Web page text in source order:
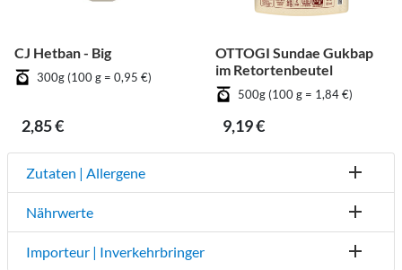
CJ Hetban - Big
300g (100 g = 0,95 €)
2,85 €
OTTOGI Sundae Gukbap
im Retortenbeutel
500g (100 g = 1,84 €)
9,19 €
Zutaten | Allergene
Nährwerte
Importeur | Inverkehrbringer